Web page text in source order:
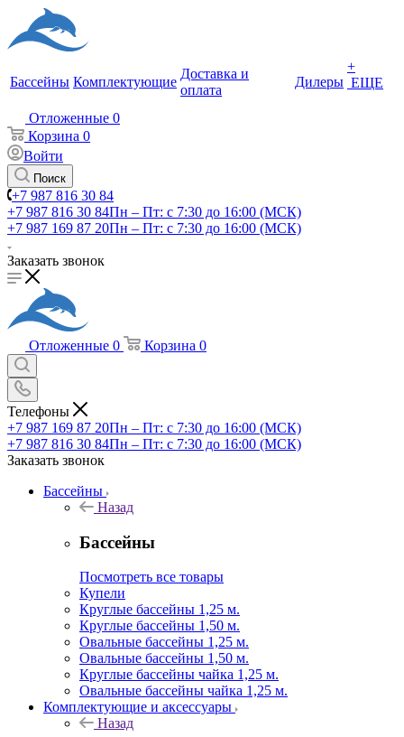
Бассейны Комплектующие
Доставка и
оплата
Дилеры
+
ЕЩЕ
Отложенные 0
Корзина 0
Войти
Поиск
+7 987 816 30 84
+7 987 816 30 84Пн – Пт: с 7:30 до 16:00 (МСК)
+7 987 169 87 20Пн – Пт: с 7:30 до 16:00 (МСК)
Заказать звонок
Отложенные 0 Корзина 0
Телефоны
+7 987 169 87 20Пн – Пт: с 7:30 до 16:00 (МСК)
+7 987 816 30 84Пн – Пт: с 7:30 до 16:00 (МСК)
Заказать звонок
Бассейны
Назад
Бассейны
Посмотреть все товары
Купели
Круглые бассейны 1,25 м.
Круглые бассейны 1,50 м.
Овальные бассейны 1,25 м.
Овальные бассейны 1,50 м.
Круглые бассейны чайка 1,25 м.
Овальные бассейны чайка 1,25 м.
Комплектующие и аксессуары
Назад